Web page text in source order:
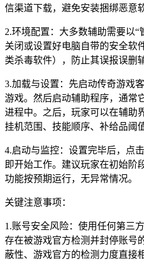
信渠道下载，避免安装捆绑恶意
2.环境配置：大多数辅助需要以“
关闭或设置好电脑自带的安全软
类杀毒软件），防止其误报误删
3.加载与设置：先启动传奇游戏
游戏。然后启动辅助程序，通常
进程中。之后，玩家可以在辅助
挂机范围、技能顺序、补给品阈
4.启动与监控：设置完毕后，点
即开始工作。建议玩家在初始阶
功能按预期运行，无异常情况。
关键注意事项：
1.账号安全风险：使用任何第三
存在被游戏官方检测并封停账号
蔽性、游戏官方的检测力度直接